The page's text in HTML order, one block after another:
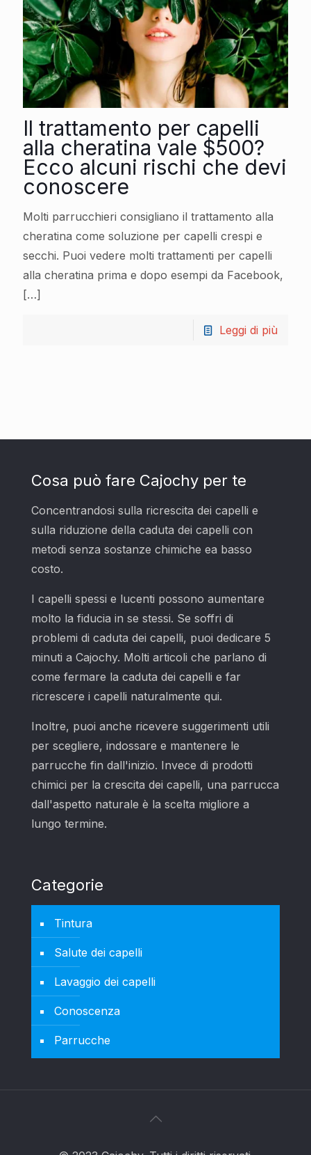
Il trattamento per capelli
alla cheratina vale $500?
Ecco alcuni rischi che devi
conoscere
Molti parrucchieri consigliano il trattamento alla
cheratina come soluzione per capelli crespi e
secchi. Puoi vedere molti trattamenti per capelli
alla cheratina prima e dopo esempi da Facebook,
[…]
Leggi di più
Cosa può fare Cajochy per te
Concentrandosi sulla ricrescita dei capelli e
sulla riduzione della caduta dei capelli con
metodi senza sostanze chimiche ea basso
costo.
I capelli spessi e lucenti possono aumentare
molto la fiducia in se stessi. Se soffri di
problemi di caduta dei capelli, puoi dedicare 5
minuti a Cajochy. Molti articoli che parlano di
come fermare la caduta dei capelli e far
ricrescere i capelli naturalmente qui.
Inoltre, puoi anche ricevere suggerimenti utili
per scegliere, indossare e mantenere le
parrucche fin dall'inizio. Invece di prodotti
chimici per la crescita dei capelli, una parrucca
dall'aspetto naturale è la scelta migliore a
lungo termine.
Categorie
Tintura
Salute dei capelli
Lavaggio dei capelli
Conoscenza
Parrucche